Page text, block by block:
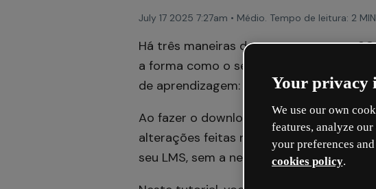
July 17 2025 7:27am • Médio. Tempo de leitura: 2 MIN
Há três maneiras de gerar um pacote
a forma como o seu público interage
de aprendizagem:
Progresso, Acesso,
Ao fazer o download do pacote, você
alterações feitas no editor do genially
seu LMS, sem a necessidade de baixar o
Your privacy
We use our own
features, analyze
your preferences
cookies policy.